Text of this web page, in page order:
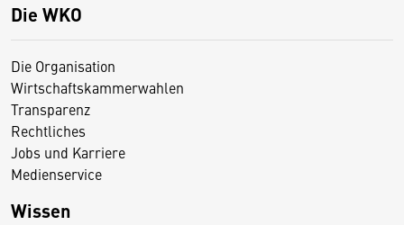
Die WKO
Die Organisation
Wirtschaftskammerwahlen
Transparenz
Rechtliches
Jobs und Karriere
Medienservice
Wissen